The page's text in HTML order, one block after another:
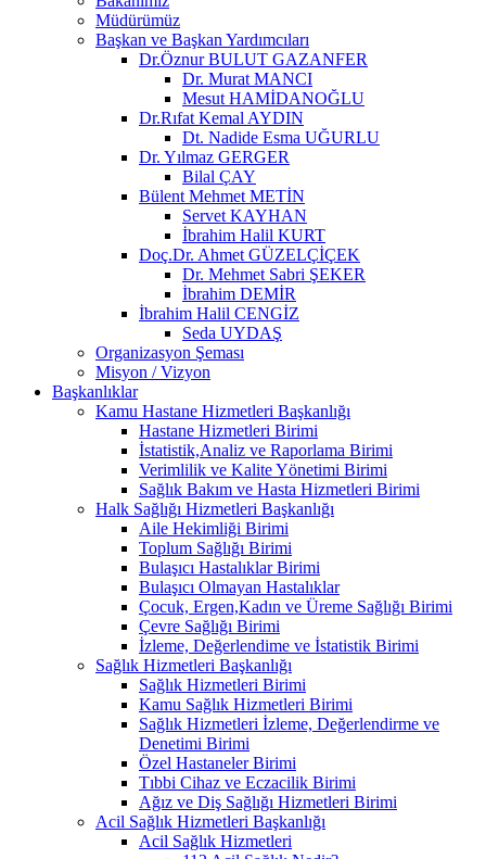
Müdürümüz
Başkan ve Başkan Yardımcıları
Dr.Öznur BULUT GAZANFER
Dr. Murat MANCI
Mesut HAMİDANOĞLU
Dr.Rıfat Kemal AYDIN
Dt. Nadide Esma UĞURLU
Dr. Yılmaz GERGER
Bilal ÇAY
Bülent Mehmet METİN
Servet KAYHAN
İbrahim Halil KURT
Doç.Dr. Ahmet GÜZELÇİÇEK
Dr. Mehmet Sabri ŞEKER
İbrahim DEMİR
İbrahim Halil CENGİZ
Seda UYDAŞ
Organizasyon Şeması
Misyon / Vizyon
Başkanlıklar
Kamu Hastane Hizmetleri Başkanlığı
Hastane Hizmetleri Birimi
İstatistik,Analiz ve Raporlama Birimi
Verimlilik ve Kalite Yönetimi Birimi
Sağlık Bakım ve Hasta Hizmetleri Birimi
Halk Sağlığı Hizmetleri Başkanlığı
Aile Hekimliği Birimi
Toplum Sağlığı Birimi
Bulaşıcı Hastalıklar Birimi
Bulaşıcı Olmayan Hastalıklar
Çocuk, Ergen,Kadın ve Üreme Sağlığı Birimi
Çevre Sağlığı Birimi
İzleme, Değerlendime ve İstatistik Birimi
Sağlık Hizmetleri Başkanlığı
Sağlık Hizmetleri Birimi
Kamu Sağlık Hizmetleri Birimi
Sağlık Hizmetleri İzleme, Değerlendirme ve
Denetimi Birimi
Özel Hastaneler Birimi
Tıbbi Cihaz ve Eczacilik Birimi
Ağız ve Diş Sağlığı Hizmetleri Birimi
Acil Sağlık Hizmetleri Başkanlığı
Acil Sağlık Hizmetleri